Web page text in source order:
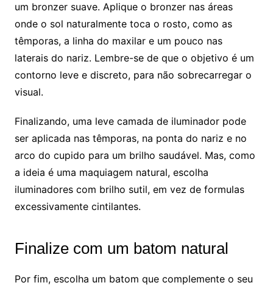
um bronzer suave. Aplique o bronzer nas áreas
onde o sol naturalmente toca o rosto, como as
têmporas, a linha do maxilar e um pouco nas
laterais do nariz. Lembre-se de que o objetivo é um
contorno leve e discreto, para não sobrecarregar o
visual.
Finalizando, uma leve camada de iluminador pode
ser aplicada nas têmporas, na ponta do nariz e no
arco do cupido para um brilho saudável. Mas, como
a ideia é uma maquiagem natural, escolha
iluminadores com brilho sutil, em vez de formulas
excessivamente cintilantes.
Finalize com um batom natural
Por fim, escolha um batom que complemente o seu